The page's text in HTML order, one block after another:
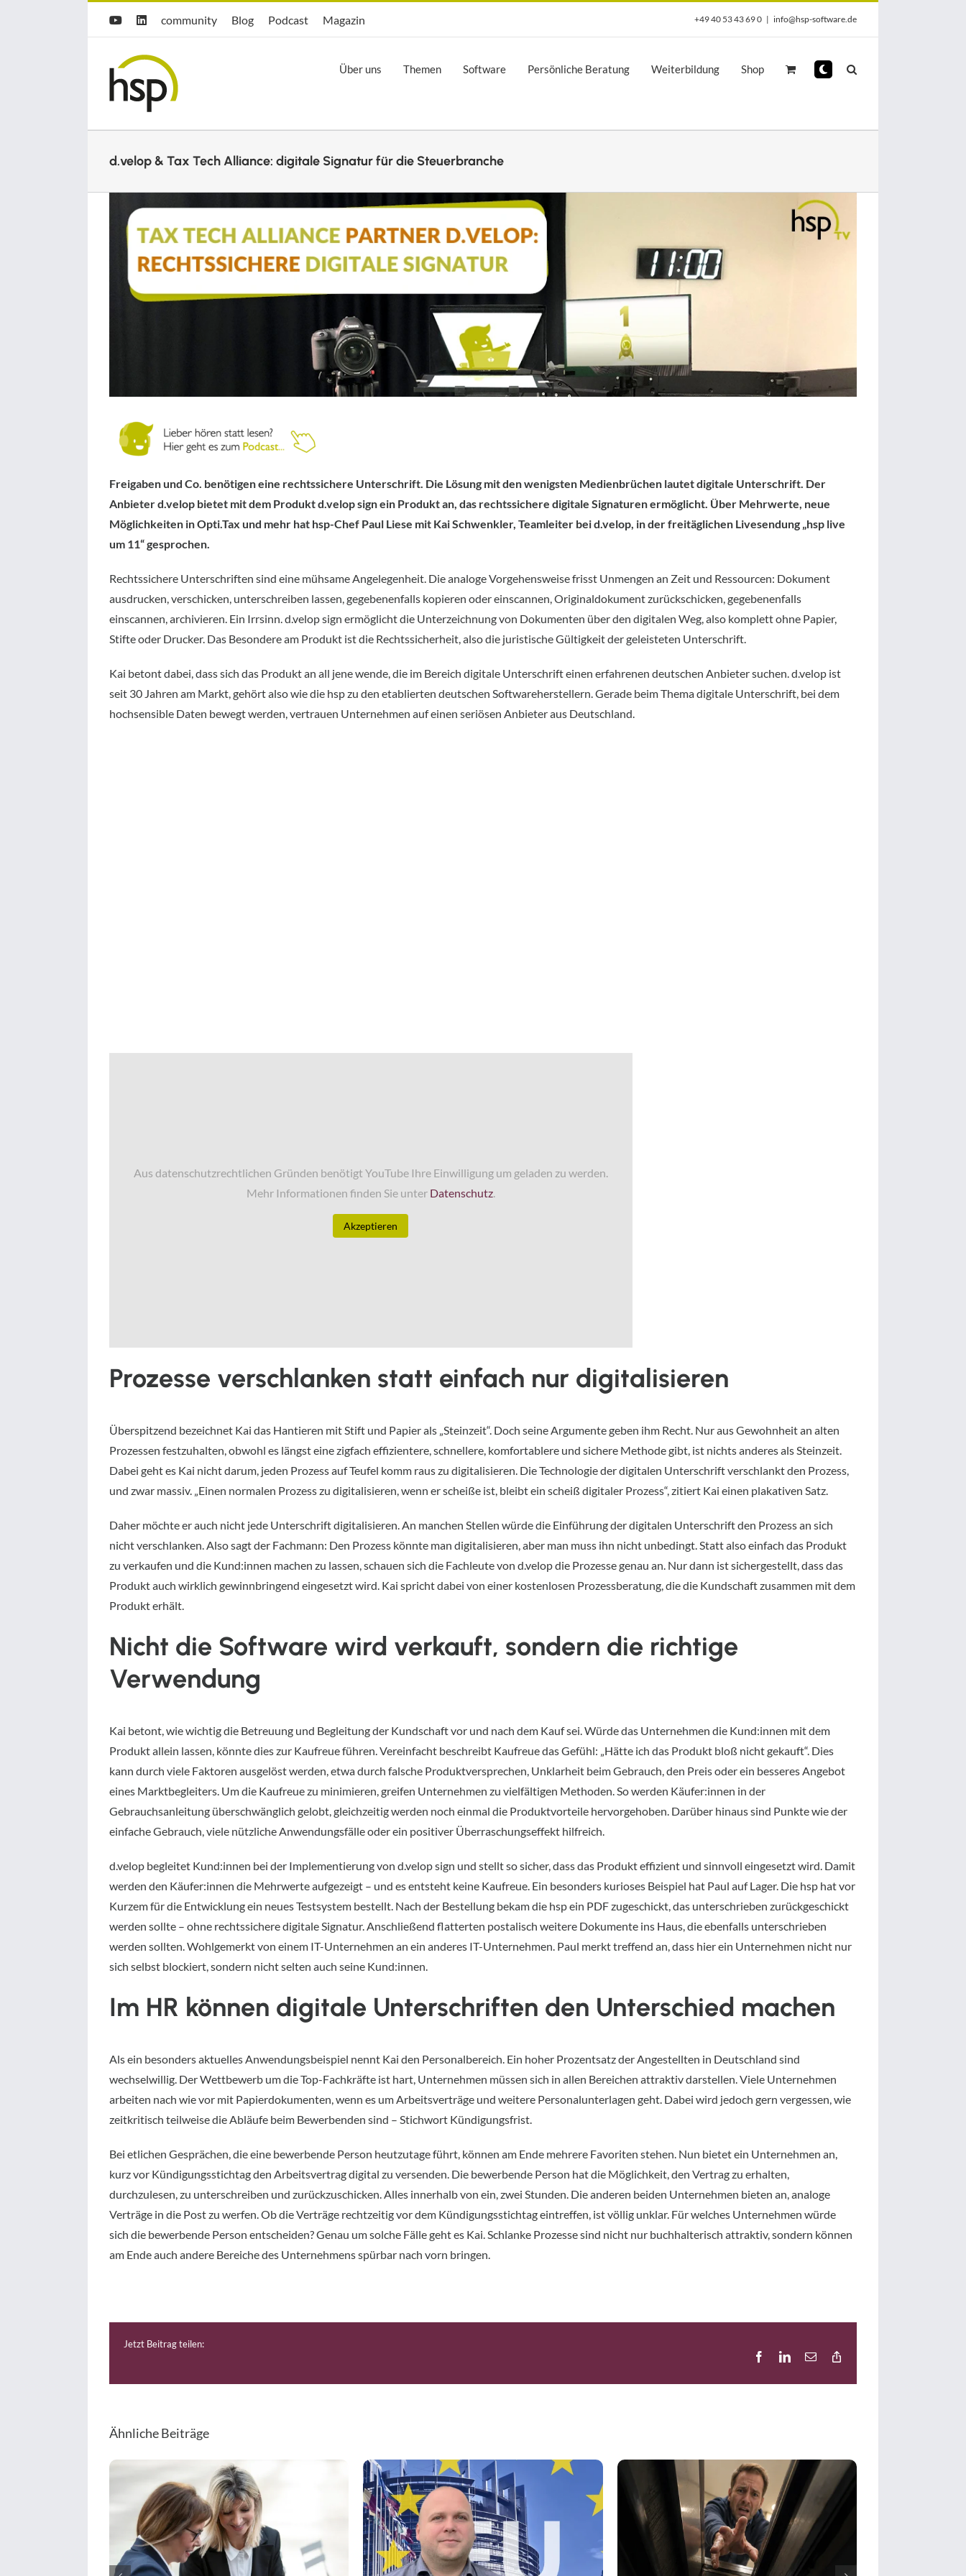
YouTubeLinkedIn
Hsp
community
community
hsp
Blog
Blog Opti.Cast
Podcast Opti.Mag
Magazin +49 40 53 43 69 0 | info@hsp-software.de
Über uns Themen Software Persönliche Beratung Weiterbildung Shop
d.velop & Tax Tech Alliance: digitale Signatur für die Steuerbranche
grösseres
Bild
Freigaben und Co. benötigen eine rechtssichere Unterschrift. Die Lösung mit den wenigsten Medienbrüchen lautet digitale Unterschrift. Der
Anbieter d.velop bietet mit dem Produkt d.velop sign ein Produkt an, das rechtssichere digitale Signaturen ermöglicht. Über Mehrwerte, neue
Möglichkeiten in Opti.Tax und mehr hat hsp-Chef Paul Liese mit Kai Schwenkler, Teamleiter bei d.velop, in der freitäglichen Livesendung „hsp live
um 11“ gesprochen.
Rechtssichere Unterschriften sind eine mühsame Angelegenheit. Die analoge Vorgehensweise frisst Unmengen an Zeit und Ressourcen: Dokument
ausdrucken, verschicken, unterschreiben lassen, gegebenenfalls kopieren oder einscannen, Originaldokument zurückschicken, gegebenenfalls
einscannen, archivieren. Ein Irrsinn. d.velop sign ermöglicht die Unterzeichnung von Dokumenten über den digitalen Weg, also komplett ohne Papier,
Stifte oder Drucker. Das Besondere am Produkt ist die Rechtssicherheit, also die juristische Gültigkeit der geleisteten Unterschrift.
Kai betont dabei, dass sich das Produkt an all jene wende, die im Bereich digitale Unterschrift einen erfahrenen deutschen Anbieter suchen. d.velop ist
seit 30 Jahren am Markt, gehört also wie die hsp zu den etablierten deutschen Softwareherstellern. Gerade beim Thema digitale Unterschrift, bei dem
hochsensible Daten bewegt werden, vertrauen Unternehmen auf einen seriösen Anbieter aus Deutschland.
Aus datenschutzrechtlichen Gründen benötigt YouTube Ihre Einwilligung um geladen zu werden.
Mehr Informationen finden Sie unter Datenschutz.
Akzeptieren
Prozesse verschlanken statt einfach nur digitalisieren
Überspitzend bezeichnet Kai das Hantieren mit Stift und Papier als „Steinzeit“. Doch seine Argumente geben ihm Recht. Nur aus Gewohnheit an alten
Prozessen festzuhalten, obwohl es längst eine zigfach effizientere, schnellere, komfortablere und sichere Methode gibt, ist nichts anderes als Steinzeit.
Dabei geht es Kai nicht darum, jeden Prozess auf Teufel komm raus zu digitalisieren. Die Technologie der digitalen Unterschrift verschlankt den Prozess,
und zwar massiv. „Einen normalen Prozess zu digitalisieren, wenn er scheiße ist, bleibt ein scheiß digitaler Prozess“, zitiert Kai einen plakativen Satz.
Daher möchte er auch nicht jede Unterschrift digitalisieren. An manchen Stellen würde die Einführung der digitalen Unterschrift den Prozess an sich
nicht verschlanken. Also sagt der Fachmann: Den Prozess könnte man digitalisieren, aber man muss ihn nicht unbedingt. Statt also einfach das Produkt
zu verkaufen und die Kund:innen machen zu lassen, schauen sich die Fachleute von d.velop die Prozesse genau an. Nur dann ist sichergestellt, dass das
Produkt auch wirklich gewinnbringend eingesetzt wird. Kai spricht dabei von einer kostenlosen Prozessberatung, die die Kundschaft zusammen mit dem
Produkt erhält.
Nicht die Software wird verkauft, sondern die richtige
Verwendung
Kai betont, wie wichtig die Betreuung und Begleitung der Kundschaft vor und nach dem Kauf sei. Würde das Unternehmen die Kund:innen mit dem
Produkt allein lassen, könnte dies zur Kaufreue führen. Vereinfacht beschreibt Kaufreue das Gefühl: „Hätte ich das Produkt bloß nicht gekauft“. Dies
kann durch viele Faktoren ausgelöst werden, etwa durch falsche Produktversprechen, Unklarheit beim Gebrauch, den Preis oder ein besseres Angebot
eines Marktbegleiters. Um die Kaufreue zu minimieren, greifen Unternehmen zu vielfältigen Methoden. So werden Käufer:innen in der
Gebrauchsanleitung überschwänglich gelobt, gleichzeitig werden noch einmal die Produktvorteile hervorgehoben. Darüber hinaus sind Punkte wie der
einfache Gebrauch, viele nützliche Anwendungsfälle oder ein positiver Überraschungseffekt hilfreich.
d.velop begleitet Kund:innen bei der Implementierung von d.velop sign und stellt so sicher, dass das Produkt effizient und sinnvoll eingesetzt wird. Damit
werden den Käufer:innen die Mehrwerte aufgezeigt – und es entsteht keine Kaufreue. Ein besonders kurioses Beispiel hat Paul auf Lager. Die hsp hat vor
Kurzem für die Entwicklung ein neues Testsystem bestellt. Nach der Bestellung bekam die hsp ein PDF zugeschickt, das unterschrieben zurückgeschickt
werden sollte – ohne rechtssichere digitale Signatur. Anschließend flatterten postalisch weitere Dokumente ins Haus, die ebenfalls unterschrieben
werden sollten. Wohlgemerkt von einem IT-Unternehmen an ein anderes IT-Unternehmen. Paul merkt treffend an, dass hier ein Unternehmen nicht nur
sich selbst blockiert, sondern nicht selten auch seine Kund:innen.
Im HR können digitale Unterschriften den Unterschied machen
Als ein besonders aktuelles Anwendungsbeispiel nennt Kai den Personalbereich. Ein hoher Prozentsatz der Angestellten in Deutschland sind
wechselwillig. Der Wettbewerb um die Top-Fachkräfte ist hart, Unternehmen müssen sich in allen Bereichen attraktiv darstellen. Viele Unternehmen
arbeiten nach wie vor mit Papierdokumenten, wenn es um Arbeitsverträge und weitere Personalunterlagen geht. Dabei wird jedoch gern vergessen, wie
zeitkritisch teilweise die Abläufe beim Bewerbenden sind – Stichwort Kündigungsfrist.
Bei etlichen Gesprächen, die eine bewerbende Person heutzutage führt, können am Ende mehrere Favoriten stehen. Nun bietet ein Unternehmen an,
kurz vor Kündigungsstichtag den Arbeitsvertrag digital zu versenden. Die bewerbende Person hat die Möglichkeit, den Vertrag zu erhalten,
durchzulesen, zu unterschreiben und zurückzuschicken. Alles innerhalb von ein, zwei Stunden. Die anderen beiden Unternehmen bieten an, analoge
Verträge in die Post zu werfen. Ob die Verträge rechtzeitig vor dem Kündigungsstichtag eintreffen, ist völlig unklar. Für welches Unternehmen würde
sich die bewerbende Person entscheiden? Genau um solche Fälle geht es Kai. Schlanke Prozesse sind nicht nur buchhalterisch attraktiv, sondern können
am Ende auch andere Bereiche des Unternehmens spürbar nach vorn bringen.
Jetzt Beitrag teilen:
FacebookLinkedIn
E-
Ähnliche Beiträge